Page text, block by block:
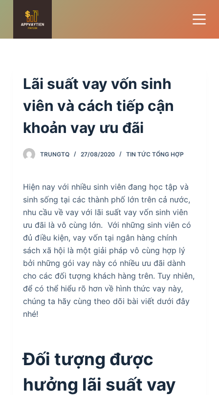
i
Lãi suất vay vốn sinh
viên và cách tiếp cận
khoản vay ưu đãi
TRUNGTQ 27/08/2020 TIN TỨC TỔNG HỢP
Hiện nay với nhiều sinh viên đang học tập và
sinh sống tại các thành phố lớn trên cả nước,
nhu cầu về vay với lãi suất vay vốn sinh viên
ưu đãi là vô cùng lớn. Với những sinh viên có
đủ điều kiện, vay vốn tại ngân hàng chính
sách xã hội là một giải pháp vô cùng hợp lý
bởi những gói vay này có nhiều ưu đãi dành
cho các đối tượng khách hàng trên. Tuy nhiên,
để có thể hiểu rõ hơn về hình thức vay này,
chúng ta hãy cùng theo dõi bài viết dưới đây
nhé!
Đối tượng được
hưởng lãi suất vay